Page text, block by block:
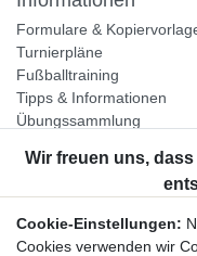
Formulare &
Turnierpläne
Fußballtraining
Tipps & Informationen
Übungssammlung
Unternehmen
Widerrufsrecht
Cookie-Einstellungen:
Cookies verwenden wir